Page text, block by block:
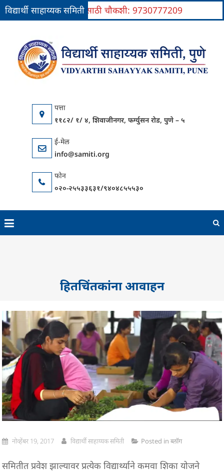
विद्यार्थी साहाय्यक समितीप्रवेशासाठी चौकशी: 9730777209
content
११८२/ १/ ४, शिवाजीनगर, फर्ग्युसन रोड, पुणे – ५
info@samiti.org
०२०-२५५३३६३१/९४०४८५५५३०
हितचिंतकांना आवाहन
नोव्हेंबर 19, 2017 विद्यार्थी साहाय्यक समिती Posted inब्लॉग
समितीत प्रवेश झाल्यावर प्रत्येक विद्यार्थ्याने कमवा शिका योजने